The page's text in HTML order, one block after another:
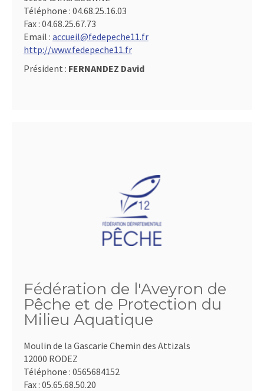
Téléphone : 04.68.25.16.03
Fax : 04.68.25.67.73
Email : accueil@fedepeche11.fr
http://www.fedepeche11.fr
Président : FERNANDEZ David
Fédération de l'Aveyron de
Pêche et de Protection du
Milieu Aquatique
Moulin de la Gascarie Chemin des Attizals
12000 RODEZ
Téléphone : 0565684152
Fax : 05.65.68.50.20